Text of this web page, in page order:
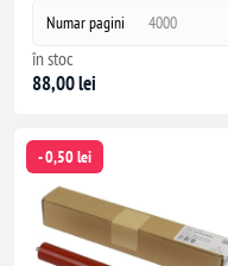
Numar pagini 4000
în stoc
88,00 lei
- 0,50 lei